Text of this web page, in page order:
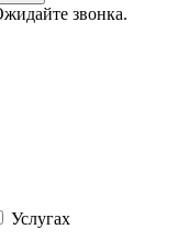
звонка.
Услугах